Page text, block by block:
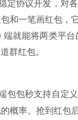
定协议开发，对
和一笔画红包，
就能将两类平
群红包。
包包秒支持自定
概率。抢到红包